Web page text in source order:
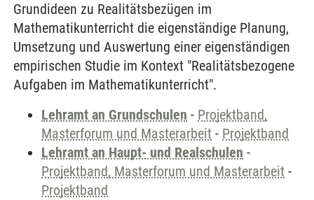
Grundideen zu Realitätsbezügen im
Mathematikunterricht die eigenständige Planung,
Umsetzung und Auswertung einer eigenständigen
empirischen Studie im Kontext "Realitätsbezogene
Aufgaben im Mathematikunterricht".
Lehramt an Grundschulen - Projektband,
Masterforum und Masterarbeit - Projektband
Lehramt an Haupt- und Realschulen -
Projektband, Masterforum und Masterarbeit -
Projektband